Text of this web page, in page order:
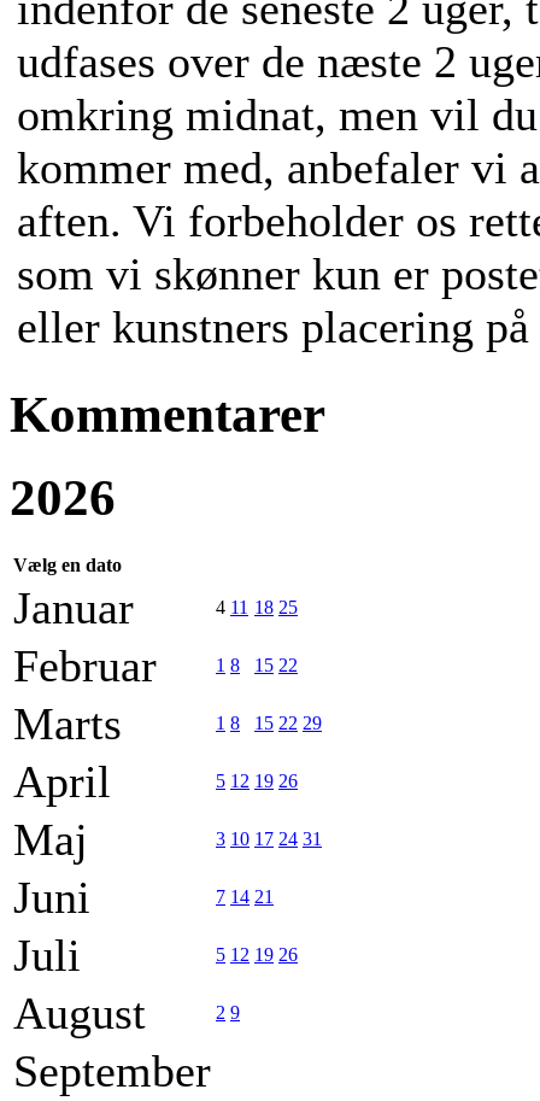
udfases over de næste 2
omkring midnat, men vil
kommer med, anbefaler vi
aften. Vi forbeholder os
som vi skønner kun er
eller kunstners placering
Kommentarer
2026
Vælg en dato
Januar 4 11 18 25
Februar 1 8 15 22
Marts 1 8 15 22 29
April 5 12 19 26
Maj 3 10 17 24 31
Juni 7 14 21
Juli 5 12 19 26
August 2 9
September